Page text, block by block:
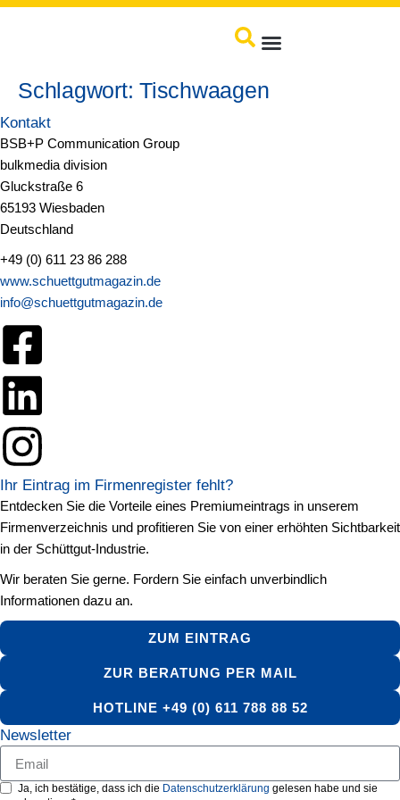
Schlagwort:Tischwaagen
Kontakt
BSB+P Communication Group
bulkmedia division
Gluckstraße 6
65193 Wiesbaden
Deutschland
+49 (0) 611 23 86 288
www.schuettgutmagazin.de
info@schuettgutmagazin.de
Ihr Eintrag im Firmenregister fehlt?
Entdecken Sie die Vorteile eines Premiumeintrags in unserem
Firmenverzeichnis und profitieren Sie von einer erhöhten Sichtbarkeit
in der Schüttgut-Industrie.
Wir beraten Sie gerne. Fordern Sie einfach unverbindlich
Informationen dazu an.
ZUM EINTRAG
ZUR BERATUNG PER MAIL
HOTLINE +49 (0) 611 788 88 52
Newsletter
Ja, ich bestätige, dass ich die Datenschutzerklärung gelesen habe und sie